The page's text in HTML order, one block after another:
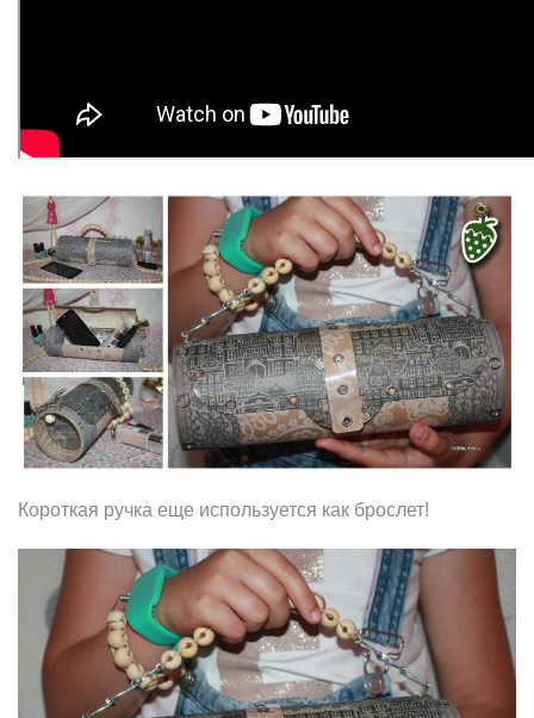
Короткая ручка еще используется как брослет!